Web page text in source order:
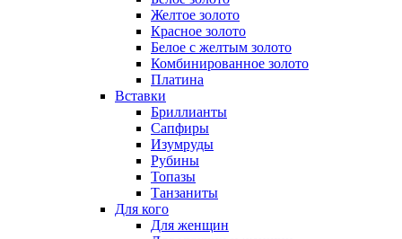
Желтое золото
Красное золото
Белое с желтым золото
Комбинированное золото
Платина
Вставки
Бриллианты
Сапфиры
Изумруды
Рубины
Топазы
Танзаниты
Для кого
Для женщин